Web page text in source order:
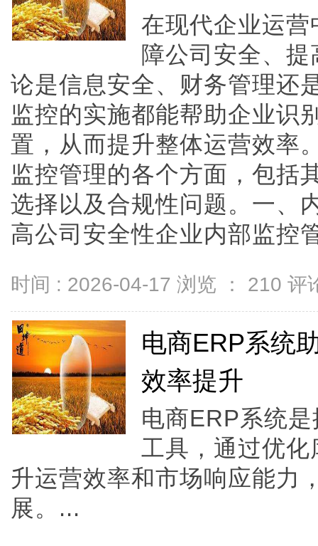
在现代企业运
障公司安全、
论是信息安全、财务管理还
监控的实施都能帮助企业识
置，从而提升整体运营效率
监控管理的各个方面，包括
选择以及合规性问题。一、
高公司安全性企业内部监控
时间 : 2026-04-17 浏览 ： 210 评
电商ERP系统
效率提升
电商ERP系统
工具，通过优
升运营效率和市场响应能力
展。...